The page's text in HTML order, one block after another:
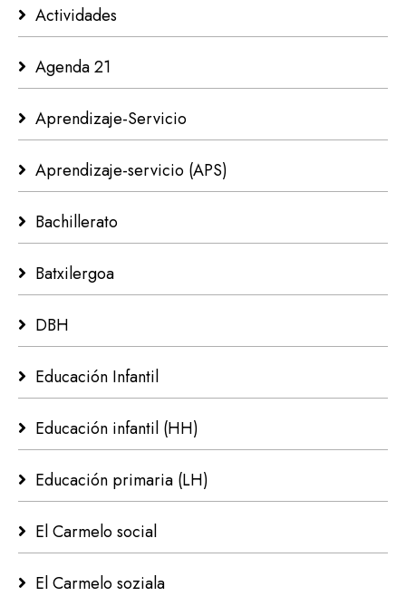
Actividades
Agenda 21
Aprendizaje-Servicio
Aprendizaje-servicio (APS)
Bachillerato
Batxilergoa
DBH
Educación Infantil
Educación infantil (HH)
Educación primaria (LH)
El Carmelo social
El Carmelo soziala